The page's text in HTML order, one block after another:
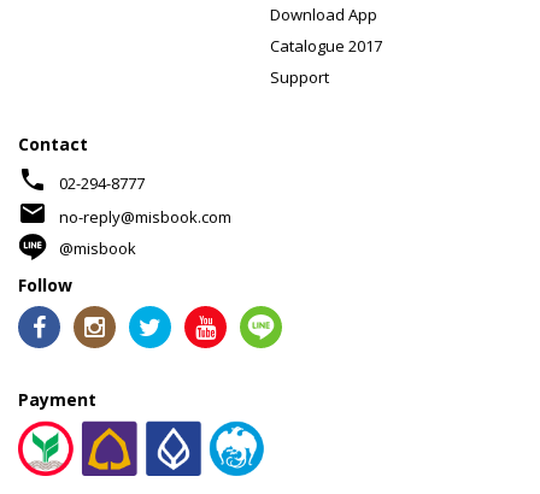
Download App
Catalogue 2017
Support
Contact
phone 02-294-8777
mail
no-reply@misbook.com
@misbook
Follow
Payment